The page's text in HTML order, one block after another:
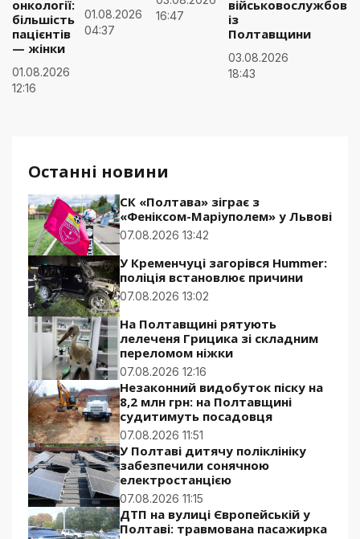
Останні новини
СК «Полтава» зіграє з
«Феніксом-Маріуполем» у Львові
07.08.2026 13:42
У Кременчуці загорівся Hummer:
поліція встановлює причини
07.08.2026 13:02
На Полтавщині рятують
лелеченя Грицика зі складним
переломом ніжки
07.08.2026 12:16
Незаконний видобуток піску на
8,2 млн грн: на Полтавщині
судитимуть посадовця
07.08.2026 11:51
У Полтаві дитячу поліклініку
забезпечили сонячною
електростанцією
07.08.2026 11:15
ДТП на вулиці Європейській у
Полтаві: травмована пасажирка
онкології:
більшість
пацієнтів
— жінки
01.08.2026
12:16
01.08.2026
04:37
16:47
із
Полтавщини
03.08.2026
18:43